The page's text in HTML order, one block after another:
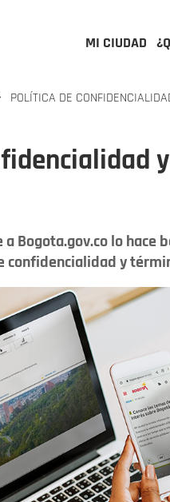
MI CIUDAD
POLÍTICA DE
a Bogota.gov.co lo
confidencialidad y